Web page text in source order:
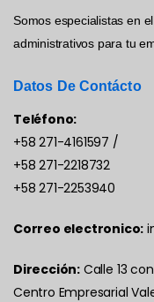
Somos especialistas en
administrativos para tu
Datos De Contácto
Teléfono:
+58 271-4161597 /
+58 271-2218732
+58 271-2253940
Correo electronico:
Dirección: Calle 13
Centro Empresarial